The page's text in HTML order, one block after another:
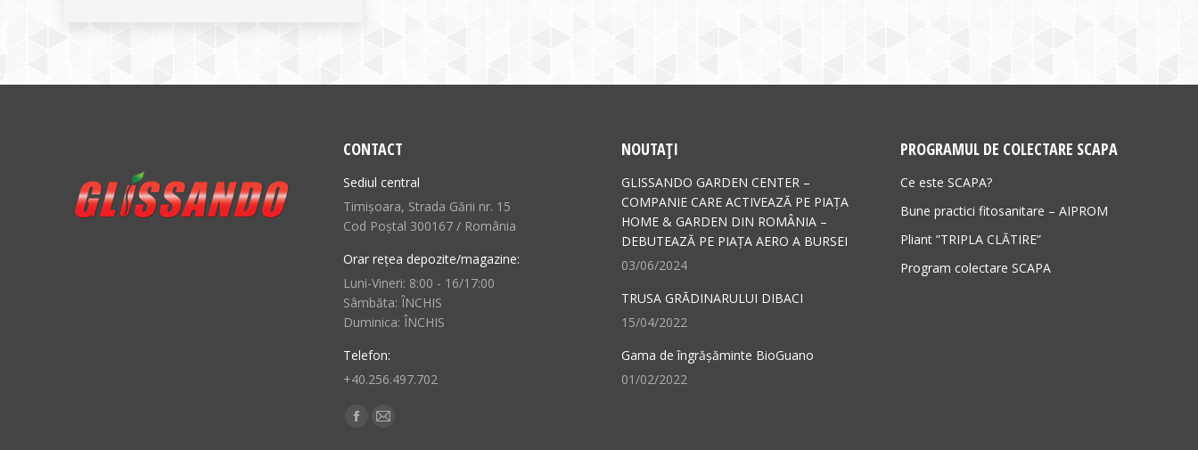
CONTACT
Sediul central
Timișoara, Strada Gării nr. 15
Cod Poștal 300167 / România
Orar rețea depozite/magazine:
Luni-Vineri: 8:00 - 16/17:00
Sâmbăta: ÎNCHIS
Duminica: ÎNCHIS
Telefon:
+40.256.497.702
Find us on:
Facebook
Mail
NOUTAȚI
GLISSANDO GARDEN CENTER –
COMPANIE CARE ACTIVEAZĂ PE PIAȚA
HOME & GARDEN DIN ROMÂNIA –
DEBUTEAZĂ PE PIAȚA AERO A BURSEI
03/06/2024
TRUSA GRĂDINARULUI DIBACI
15/04/2022
Gama de îngrășăminte BioGuano
01/02/2022
PROGRAMUL DE COLECTARE SCAPA
Ce este SCAPA?
Bune practici fitosanitare – AIPROM
Pliant ”TRIPLA CLĂTIRE”
Program colectare SCAPA